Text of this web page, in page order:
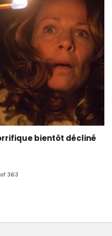
bientôt décliné
of 363